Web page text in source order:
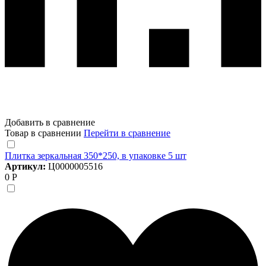
Добавить в сравнение
Товар в сравнении Перейти в сравнение
Плитка зеркальная 350*250, в упаковке 5 шт
Артикул: Ц0000005516
0 Р